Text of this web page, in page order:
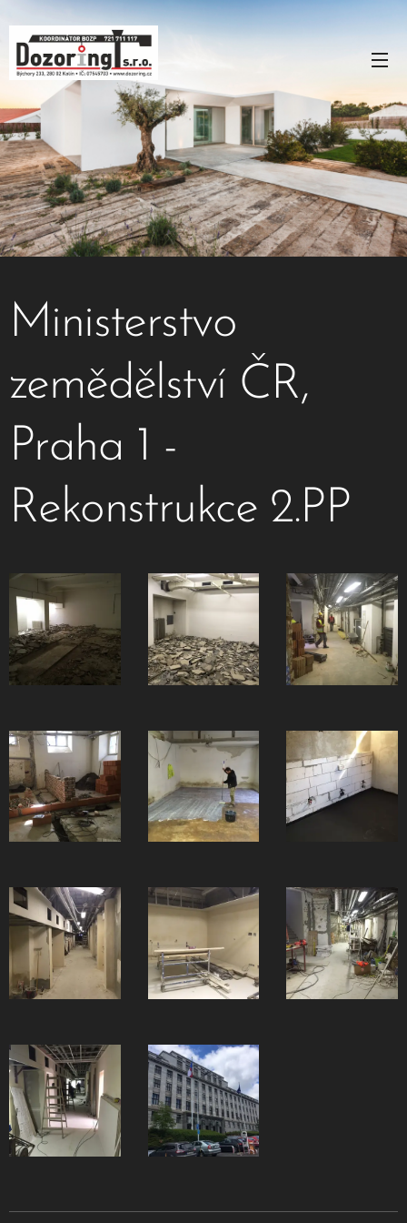
Ministerstvo
zemědělství ČR,
Praha 1 -
Rekonstrukce 2.PP